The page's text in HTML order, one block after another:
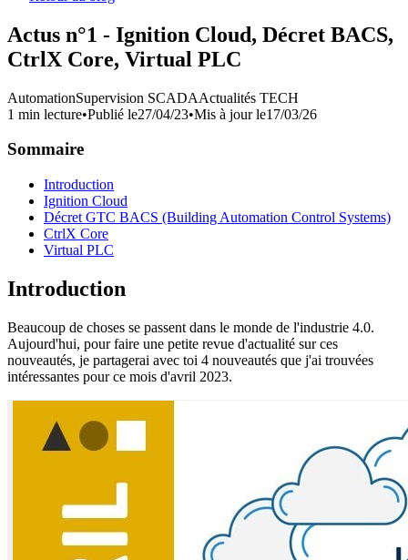
Actus n°1 - Ignition Cloud, Décret BACS,
CtrlX Core, Virtual PLC
AutomationSupervision SCADAActualités TECH
1 min lecture•Publié le27/04/23•Mis à jour le17/03/26
Sommaire
Introduction
Ignition Cloud
Décret GTC BACS (Building Automation Control Systems)
CtrlX Core
Virtual PLC
Introduction
Beaucoup de choses se passent dans le monde de l'industrie 4.0.
Aujourd'hui, pour faire une petite revue d'actualité sur ces
nouveautés, je partagerai avec toi 4 nouveautés que j'ai trouvées
intéressantes pour ce mois d'avril 2023.